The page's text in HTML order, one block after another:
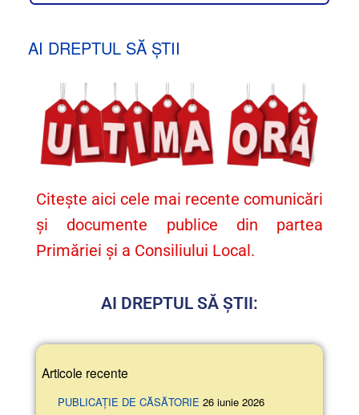
AI DREPTUL SĂ ȘTII
Citește aici cele mai recente comunicări
și documente publice din partea
Primăriei și a Consiliului Local.
AI DREPTUL SĂ ȘTII:
Articole recente
PUBLICAȚIE DE CĂSĂTORIE 26 iunie 2026